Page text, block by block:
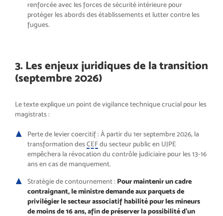
renforcée avec les forces de sécurité intérieure pour
protéger les abords des établissements et lutter contre les
fugues.
3. Les enjeux juridiques de la transition
(septembre 2026)
Le texte explique un point de vigilance technique crucial pour les
magistrats :
Perte de levier coercitif : À partir du 1er septembre 2026, la
transformation desCEFdu secteur public en UJPE
empêchera la révocation du contrôle judiciaire pour les 13-16
ans en cas de manquement.
Stratégie de contournement : Pour maintenir un cadre
contraignant, le ministre demande aux parquets de
privilégier le secteur associatif habilité pour les mineurs
de moins de 16 ans, afin de préserver la possibilité d’un